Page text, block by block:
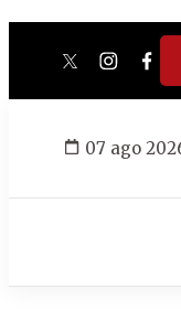
twitter
07 ago